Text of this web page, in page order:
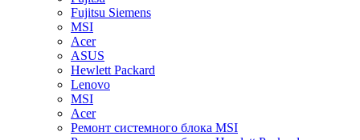
Fujitsu Siemens
MSI
Acer
ASUS
Hewlett Packard
Lenovo
MSI
Acer
Ремонт системного блока MSI